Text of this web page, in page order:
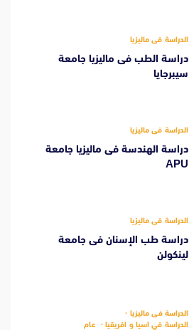
الدراسة فى ماليزيا
دراسة الطب فى ماليزيا جامعة
سيبرجايا
الدراسة فى ماليزيا
دراسة الهندسة فى ماليزيا جامعة
APU
الدراسة فى ماليزيا
دراسة طب الإسنان فى جامعة
لينكولن
الدراسة فى ماليزيا
الدراسة في اسيا و افريقيا
عام